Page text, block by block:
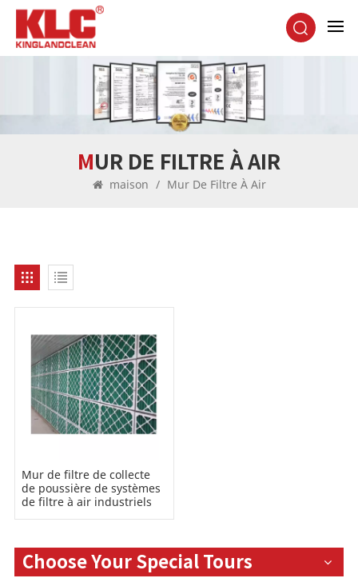
MUR DE FILTRE À AIR
maison / Mur De Filtre À Air
Mur de filtre de collecte
de poussière de systèmes
de filtre à air industriels
Choose Your Special Tours